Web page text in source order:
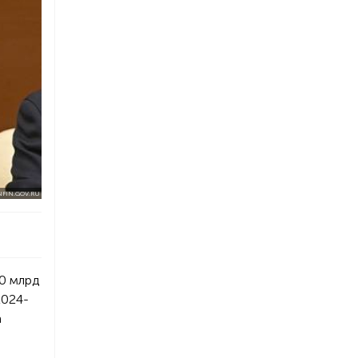
млрд